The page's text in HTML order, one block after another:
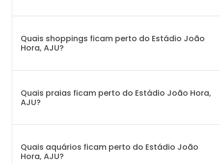
Quais shoppings ficam perto do Estádio João
Hora, AJU?
Quais praias ficam perto do Estádio João Hora,
AJU?
Quais aquários ficam perto do Estádio João
Hora, AJU?